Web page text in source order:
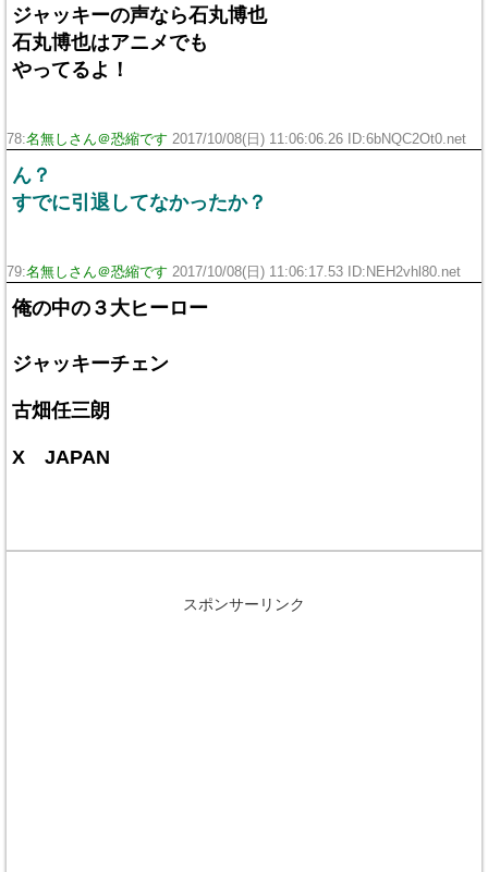
ジャッキーの声なら石丸博也
石丸博也はアニメでも
やってるよ！
78:名無しさん＠恐縮です 2017/10/08(日) 11:06:06.26 ID:6bNQC2Ot0.net
ん？
すでに引退してなかったか？
79:名無しさん＠恐縮です 2017/10/08(日) 11:06:17.53 ID:NEH2vhl80.net
俺の中の３大ヒーロー
ジャッキーチェン
古畑任三朗
X JAPAN
スポンサーリンク